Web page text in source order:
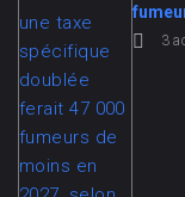
3